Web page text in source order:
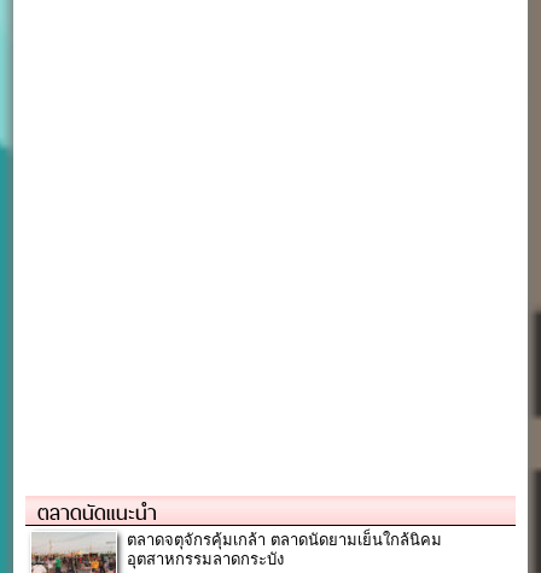
ตลาดนัดแนะนำ
ตลาดจตุจักรคุ้มเกล้า ตลาดนัดยามเย็นใกล้นิคม
อุตสาหกรรมลาดกระบัง